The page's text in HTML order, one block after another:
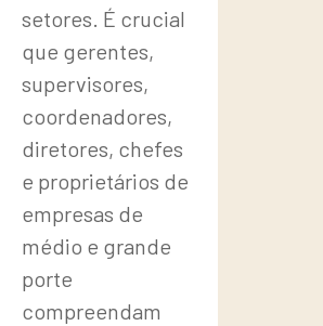
setores. É crucial
que gerentes,
supervisores,
coordenadores,
diretores, chefes
e proprietários de
empresas de
médio e grande
porte
compreendam